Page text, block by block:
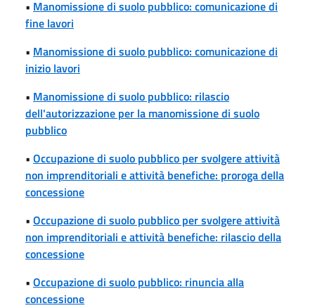
• Manomissione di suolo pubblico: comunicazione di
fine lavori
• Manomissione di suolo pubblico: comunicazione di
inizio lavori
• Manomissione di suolo pubblico: rilascio
dell'autorizzazione per la manomissione di suolo
pubblico
• Occupazione di suolo pubblico per svolgere attività
non imprenditoriali e attività benefiche: proroga della
concessione
• Occupazione di suolo pubblico per svolgere attività
non imprenditoriali e attività benefiche: rilascio della
concessione
• Occupazione di suolo pubblico: rinuncia alla
concessione